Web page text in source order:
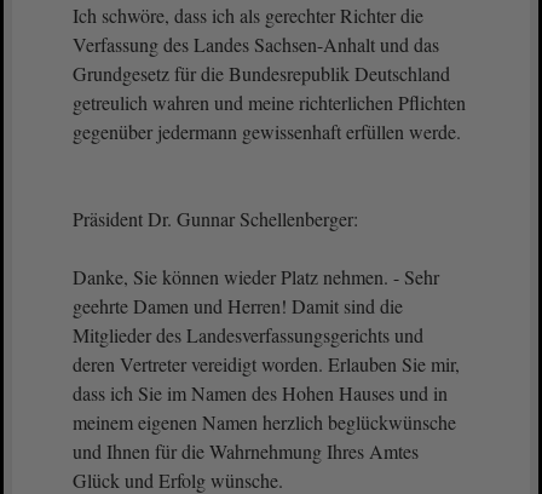
Ich schwöre, dass ich als gerechter Richter die
Verfassung des Landes Sachsen-Anhalt und das
Grundgesetz für die Bundesrepublik Deutschland
getreulich wahren und meine richterlichen Pflichten
gegenüber jedermann gewissenhaft erfüllen werde.
Präsident Dr. Gunnar Schellenberger:
Danke, Sie können wieder Platz nehmen. - Sehr
geehrte Damen und Herren! Damit sind die
Mitglieder des Landesverfassungsgerichts und
deren Vertreter vereidigt worden. Erlauben Sie mir,
dass ich Sie im Namen des Hohen Hauses und in
meinem eigenen Namen herzlich beglückwünsche
und Ihnen für die Wahrnehmung Ihres Amtes
Glück und Erfolg wünsche.